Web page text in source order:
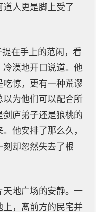
人更是脚上受了
在手上的范闲，看
漠地开口说道。他
吃惊，更有一种荒谬
以为他们可以配合所
庐弟子还是狼桃的
他安排了那么久，
刻却忽然失去了根
天地广场的安静。一
，离前方的民宅并